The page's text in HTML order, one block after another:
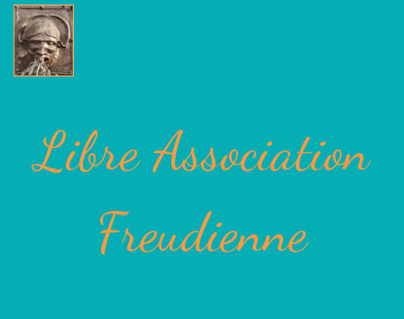
Libre Association
Freudienne